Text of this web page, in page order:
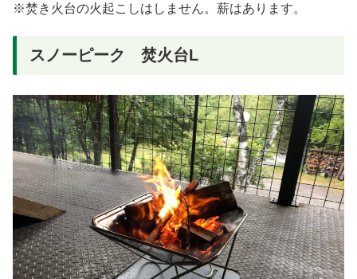
※焚き火台の火起こしはしません。薪はあります。
スノーピーク 焚火台L